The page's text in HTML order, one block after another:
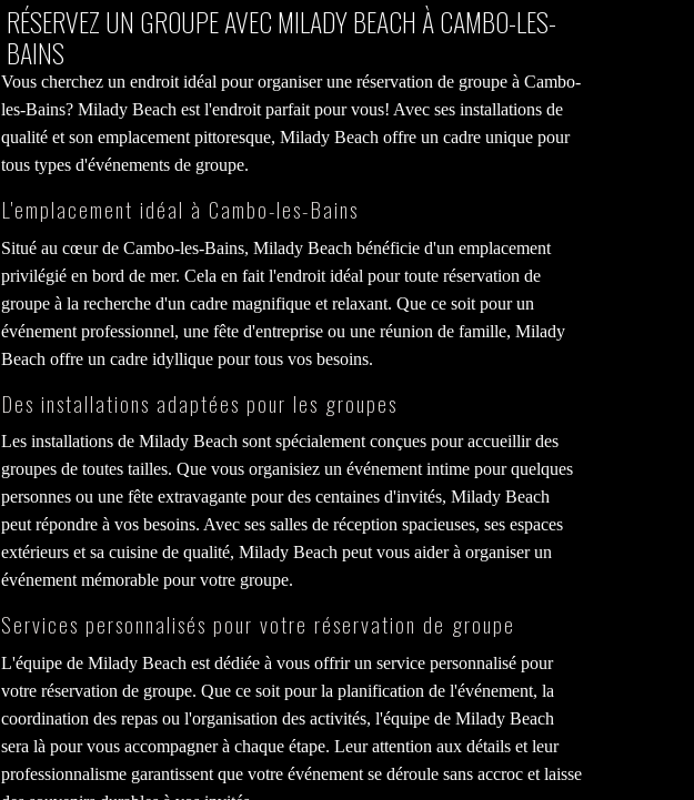
RÉSERVEZ UN GROUPE AVEC MILADY BEACH À CAMBO-LES-
BAINS
Vous cherchez un endroit idéal pour organiser une réservation de groupe à Cambo-
les-Bains? Milady Beach est l'endroit parfait pour vous! Avec ses installations de
qualité et son emplacement pittoresque, Milady Beach offre un cadre unique pour
tous types d'événements de groupe.
L'emplacement idéal à Cambo-les-Bains
Situé au cœur de Cambo-les-Bains, Milady Beach bénéficie d'un emplacement
privilégié en bord de mer. Cela en fait l'endroit idéal pour toute réservation de
groupe à la recherche d'un cadre magnifique et relaxant. Que ce soit pour un
événement professionnel, une fête d'entreprise ou une réunion de famille, Milady
Beach offre un cadre idyllique pour tous vos besoins.
Des installations adaptées pour les groupes
Les installations de Milady Beach sont spécialement conçues pour accueillir des
groupes de toutes tailles. Que vous organisiez un événement intime pour quelques
personnes ou une fête extravagante pour des centaines d'invités, Milady Beach
peut répondre à vos besoins. Avec ses salles de réception spacieuses, ses espaces
extérieurs et sa cuisine de qualité, Milady Beach peut vous aider à organiser un
événement mémorable pour votre groupe.
Services personnalisés pour votre réservation de groupe
L'équipe de Milady Beach est dédiée à vous offrir un service personnalisé pour
votre réservation de groupe. Que ce soit pour la planification de l'événement, la
coordination des repas ou l'organisation des activités, l'équipe de Milady Beach
sera là pour vous accompagner à chaque étape. Leur attention aux détails et leur
professionnalisme garantissent que votre événement se déroule sans accroc et laisse